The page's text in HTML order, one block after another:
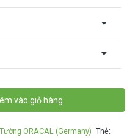
vào giỏ hàng
ORACAL (Germany) Thẻ: